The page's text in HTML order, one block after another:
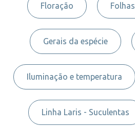
Floração Folhas
Gerais da espécie
Iluminação e temperatura
Linha Laris - Suculentas